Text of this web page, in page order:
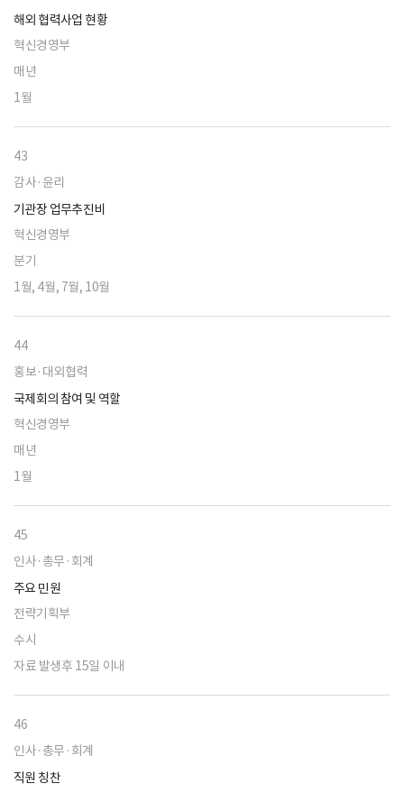
해외 협력사업 현황
혁신경영부
매년
1월
43
감사·윤리
기관장 업무추진비
혁신경영부
분기
1월, 4월, 7월, 10월
44
홍보·대외협력
국제회의 참여 및 역할
혁신경영부
매년
1월
45
인사·총무·회계
주요 민원
전략기획부
수시
자료 발생후 15일 이내
46
인사·총무·회계
직원 칭찬